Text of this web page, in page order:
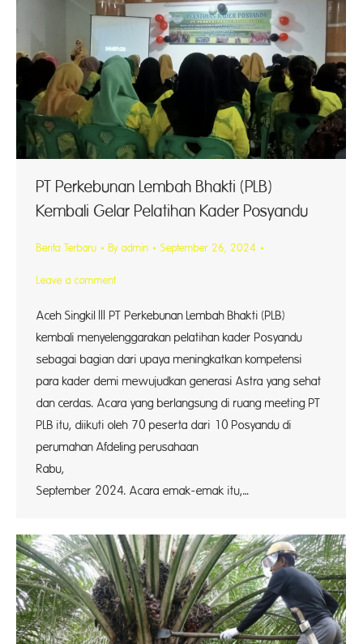
PT Perkebunan Lembah Bhakti (PLB)
Kembali Gelar Pelatihan Kader Posyandu
Berita Terbaru By admin September 26, 2024
Leave a comment
Aceh Singkil ||| PT Perkebunan Lembah Bhakti (PLB)
kembali menyelenggarakan pelatihan kader Posyandu
sebagai bagian dari upaya meningkatkan kompetensi
para kader demi mewujudkan generasi Astra yang sehat
dan cerdas. Acara yang berlangsung di ruang meeting PT
PLB itu, diikuti oleh 70 peserta dari 10 Posyandu di
perumahan Afdeling perusahaan
Rabu,
September 2024. Acara emak-emak itu,…